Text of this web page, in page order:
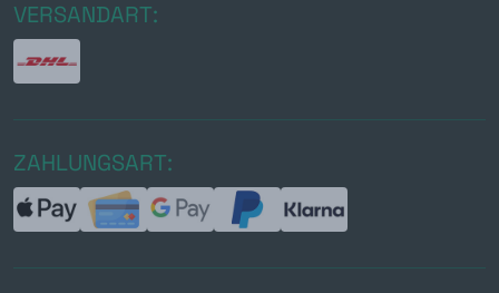
VERSANDART:
ZAHLUNGSART: